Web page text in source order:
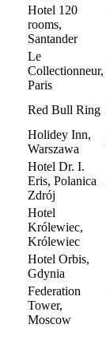
Hotel 120
rooms,
Santander
Le
Collectionneur,
Paris
Red Bull Ring
Holidey Inn,
Warszawa
Hotel Dr. I.
Eris, Polanica
Zdrój
Hotel
Królewiec,
Królewiec
Hotel Orbis,
Gdynia
Federation
Tower,
Moscow